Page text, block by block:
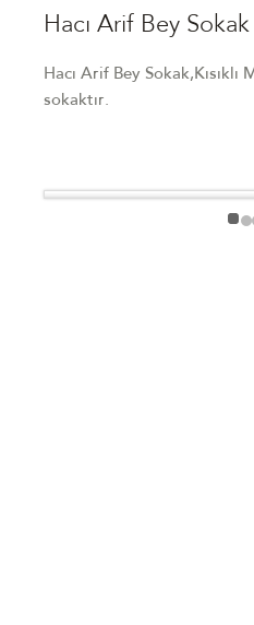
Hacı Arif Bey Sokak
Hacı Arif Bey Sokak,Kısıklı
sokaktır.